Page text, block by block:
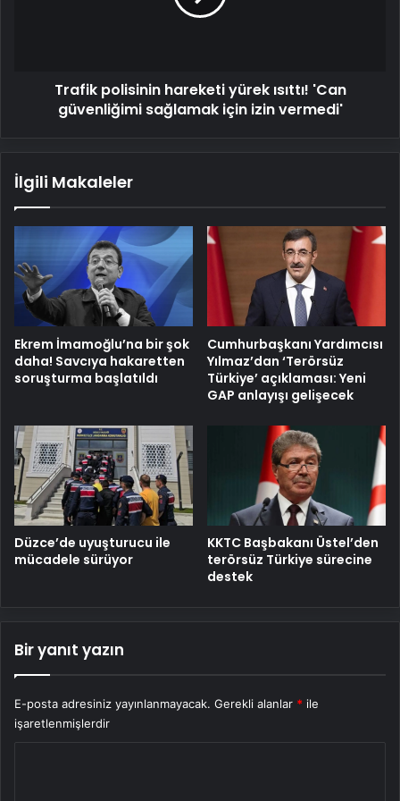
vermedi'
Trafik polisinin hareketi yürek ısıttı! 'Can
güvenliğimi sağlamak için izin vermedi'
İlgili Makaleler
Ekrem İmamoğlu’na bir şok
daha! Savcıya hakaretten
soruşturma başlatıldı
Cumhurbaşkanı Yardımcısı
Yılmaz’dan ‘Terörsüz
Türkiye’ açıklaması: Yeni
GAP anlayışı gelişecek
Düzce’de uyuşturucu ile
mücadele sürüyor
KKTC Başbakanı Üstel’den
terörsüz Türkiye sürecine
destek
Bir yanıt yazın
E-posta adresiniz yayınlanmayacak. Gerekli alanlar * ile
işaretlenmişlerdir